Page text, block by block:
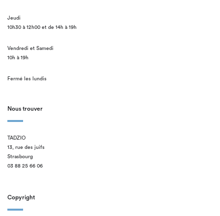
Jeudi
10h30 à 12h00 et de 14h à 19h
Vendredi et Samedi
10h à 19h
Fermé les lundis
Nous trouver
TADZIO
13, rue des juifs
Strasbourg
03 88 25 66 06
Copyright